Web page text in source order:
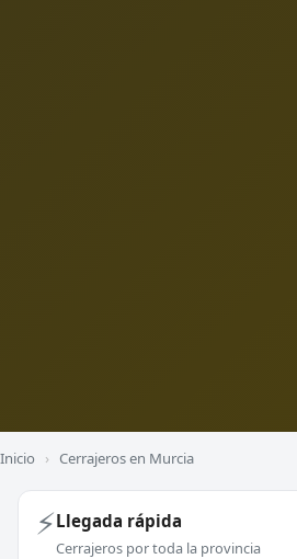
Inicio › Cerrajeros en Murcia
⚡Llegada rápida
Cerrajeros por toda la provincia